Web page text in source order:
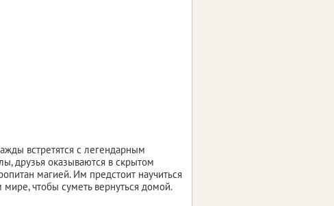
встретятся с легендарным
друзья оказываются в скрытом
магией. Им предстоит научиться
чтобы суметь вернуться домой.